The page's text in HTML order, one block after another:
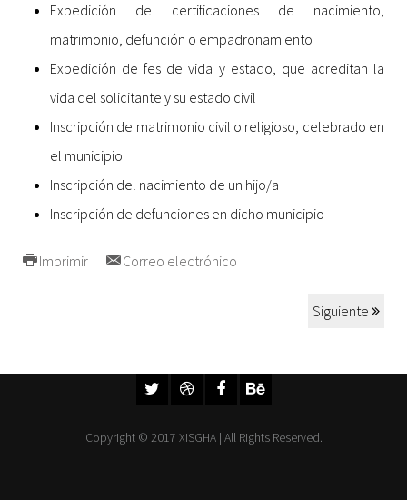
Expedición de certificaciones de nacimiento,
matrimonio, defunción o empadronamiento
Expedición de fes de vida y estado, que acreditan la
vida del solicitante y su estado civil
Inscripción de matrimonio civil o religioso, celebrado en
el municipio
Inscripción del nacimiento de un hijo/a
Inscripción de defunciones en dicho municipio
Imprimir Correo electrónico
Siguiente
Copyright © 2017 XISGHA | All Rights Reserved.